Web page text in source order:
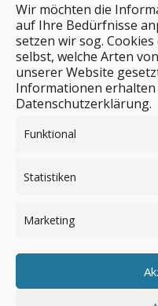
Wir möchten die
auf Ihre Bedürfnisse
setzen wir sog.
selbst, welche Arten
unserer Website
Informationen erhalten
Datenschutzerklärung.
Funktional
Statistiken
Marketing
Stichwortsuche
Anmelden